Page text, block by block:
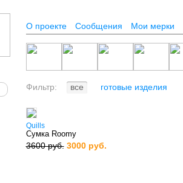
О проекте Сообщения Мои мерки
Фильтр: все готовые изделия
Quills
Сумка Roomy
3600 руб. 3000 руб.